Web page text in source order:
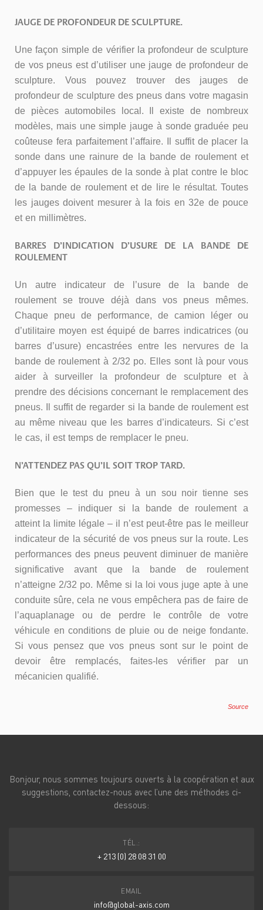
JAUGE DE PROFONDEUR DE SCULPTURE.
Une façon simple de vérifier la profondeur de sculpture
de vos pneus est d’utiliser une jauge de profondeur de
sculpture. Vous pouvez trouver des jauges de
profondeur de sculpture des pneus dans votre magasin
de pièces automobiles local. Il existe de nombreux
modèles, mais une simple jauge à sonde graduée peu
coûteuse fera parfaitement l’affaire. Il suffit de placer la
sonde dans une rainure de la bande de roulement et
d’appuyer les épaules de la sonde à plat contre le bloc
de la bande de roulement et de lire le résultat. Toutes
les jauges doivent mesurer à la fois en 32e de pouce
et en millimètres.
BARRES D’INDICATION D’USURE DE LA BANDE DE
ROULEMENT
Un autre indicateur de l’usure de la bande de
roulement se trouve déjà dans vos pneus mêmes.
Chaque pneu de performance, de camion léger ou
d’utilitaire moyen est équipé de barres indicatrices (ou
barres d’usure) encastrées entre les nervures de la
bande de roulement à 2/32 po. Elles sont là pour vous
aider à surveiller la profondeur de sculpture et à
prendre des décisions concernant le remplacement des
pneus. Il suffit de regarder si la bande de roulement est
au même niveau que les barres d’indicateurs. Si c’est
le cas, il est temps de remplacer le pneu.
N’ATTENDEZ PAS QU’IL SOIT TROP TARD.
Bien que le test du pneu à un sou noir tienne ses
promesses – indiquer si la bande de roulement a
atteint la limite légale – il n’est peut-être pas le meilleur
indicateur de la sécurité de vos pneus sur la route. Les
performances des pneus peuvent diminuer de manière
significative avant que la bande de roulement
n’atteigne 2/32 po. Même si la loi vous juge apte à une
conduite sûre, cela ne vous empêchera pas de faire de
l’aquaplanage ou de perdre le contrôle de votre
véhicule en conditions de pluie ou de neige fondante.
Si vous pensez que vos pneus sont sur le point de
devoir être remplacés, faites-les vérifier par un
mécanicien qualifié.
Source
Bonjour, nous sommes toujours ouverts à la coopération et aux
suggestions, contactez-nous avec l’une des méthodes ci-
dessous:
TÉL.:
+ 213 (0) 28 08 31 00
EMAIL
info@global-axis.com